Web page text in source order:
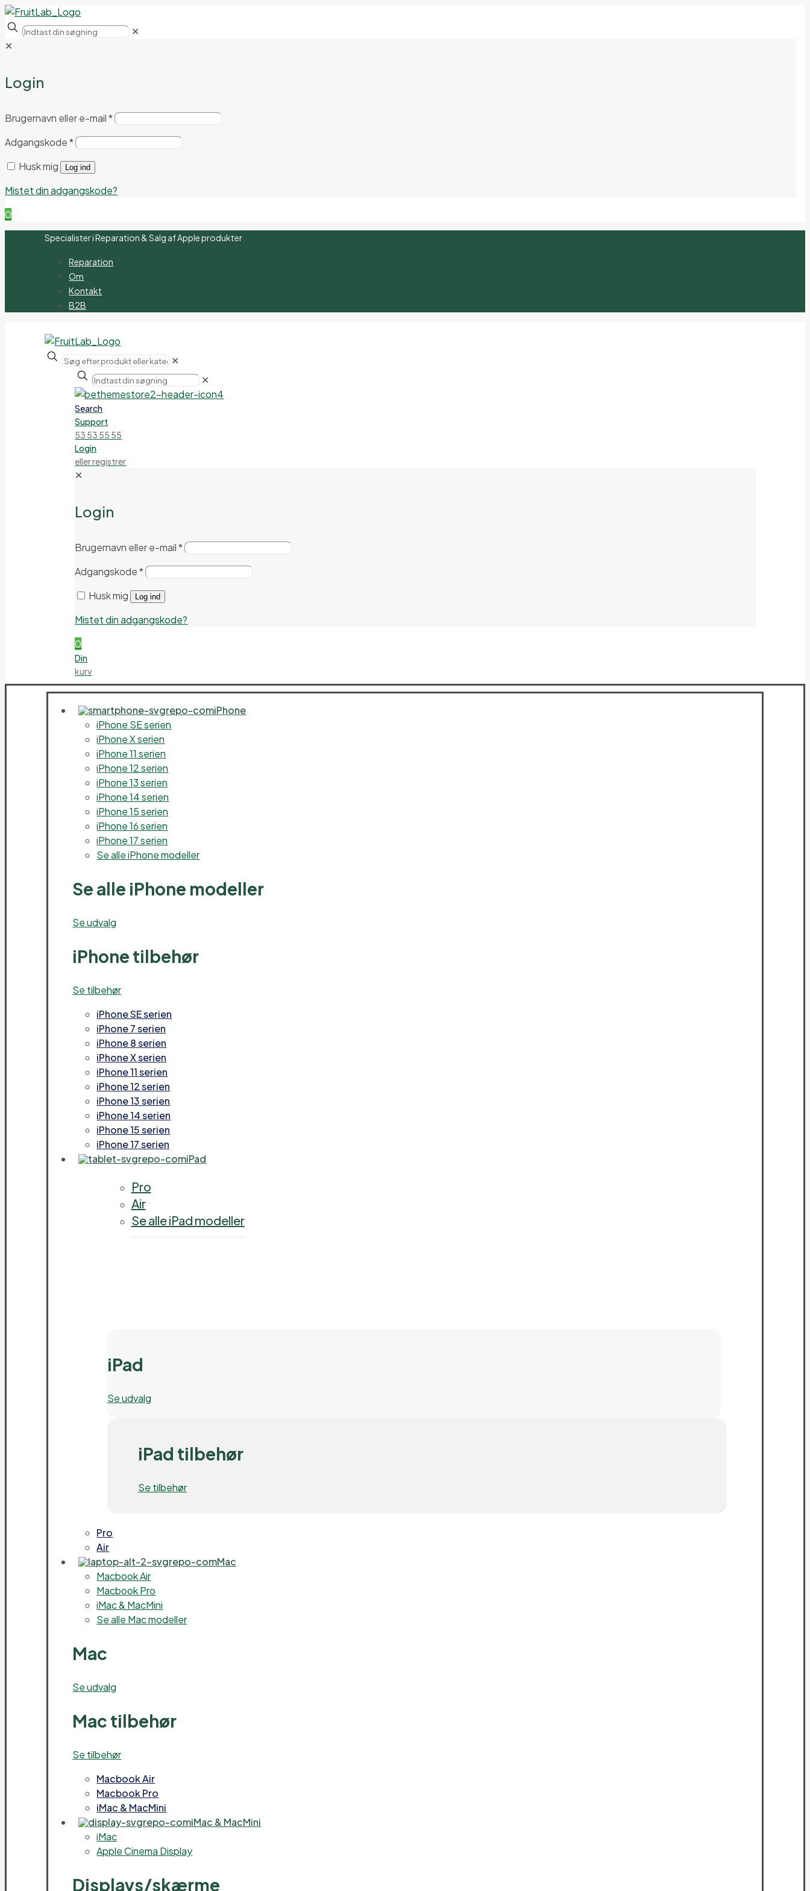
✕
✕
Login
Brugernavn eller e-mail*
Adgangskode*
Husk mig
Log ind
Mistet din adgangskode?
0
Specialister i Reparation & Salg af Apple produkter
Reparation
Om
Kontakt
B2B
✕
✕
Search
Support
53 53 55 55
Login
eller registrer
✕
Login
Brugernavn eller e-mail*
Adgangskode*
Husk mig
Log ind
Mistet din adgangskode?
0
Din
kurv
iPhone
iPhone SE serien
iPhone X serien
iPhone 11 serien
iPhone 12 serien
iPhone 13 serien
iPhone 14 serien
iPhone 15 serien
iPhone 16 serien
iPhone 17 serien
Se alle iPhone modeller
Se alle iPhone modeller
Se udvalg
iPhone tilbehør
Se tilbehør
iPhone SE serien
iPhone 7 serien
iPhone 8 serien
iPhone X serien
iPhone 11 serien
iPhone 12 serien
iPhone 13 serien
iPhone 14 serien
iPhone 15 serien
iPhone 17 serien
iPad
Pro
Air
Se alle iPad modeller
iPad
Se udvalg
iPad tilbehør
Se tilbehør
Pro
Air
Mac
Macbook Air
Macbook Pro
iMac & MacMini
Se alle Mac modeller
Mac
Se udvalg
Mac tilbehør
Se tilbehør
Macbook Air
Macbook Pro
iMac & MacMini
iMac & MacMini
iMac
Apple Cinema Display
Displays/skærme